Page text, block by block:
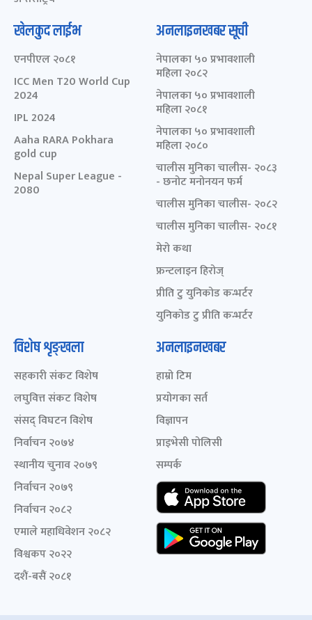
खेलकुद लाईभ
एनपीएल २०८१
ICC Men T20 World Cup
2024
IPL 2024
Aaha RARA Pokhara
gold cup
Nepal Super League -
2080
अनलाइनखबर सूची
नेपालका ५० प्रभावशाली
महिला २०८२
नेपालका ५० प्रभावशाली
महिला २०८१
नेपालका ५० प्रभावशाली
महिला २०८०
चालीस मुनिका चालीस- २०८३
- छनोट मनोनयन फर्म
चालीस मुनिका चालीस- २०८२
चालीस मुनिका चालीस- २०८१
मेरो कथा
फ्रन्टलाइन हिरोज्
प्रीति टु युनिकोड कन्भर्टर
युनिकोड टु प्रीति कन्भर्टर
विशेष शृङ्खला
सहकारी संकट विशेष
लघुवित्त संकट विशेष
संसद् विघटन विशेष
निर्वाचन २०७४
स्थानीय चुनाव २०७९
निर्वाचन २०७९
निर्वाचन २०८२
एमाले महाधिवेशन २०८२
विश्वकप २०२२
दशैं-बसैं २०८१
अनलाइनखबर
हाम्रो टिम
प्रयोगका सर्त
विज्ञापन
प्राइभेसी पोलिसी
सम्पर्क